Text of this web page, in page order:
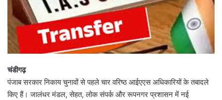
चंडीगढ़
पंजाब सरकार निकाय चुनावों से पहले चार वरिष्ठ आईएएस अधिकारियों के तबादले
किए हैं। जालंधर मंडल, सेहत, लोक संपर्क और रूपनगर प्रशासन में नई